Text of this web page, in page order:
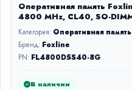
Оперативная память
4800 MHz, CL40, SO-
Категория: Оперативная память
Бренд: Foxline
PN: FL4800D5S40-8G
В наличии